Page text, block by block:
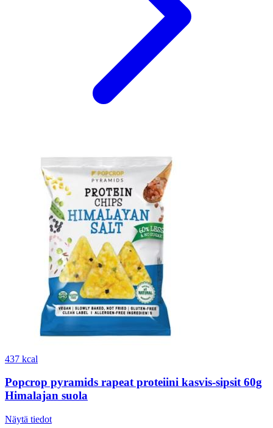
437 kcal
Popcrop pyramids rapeat proteiini kasvis-sipsit 60g
Himalajan suola
Näytä tiedot